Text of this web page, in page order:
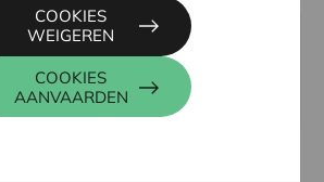
016 27 96 74
kris.debruyne@cera.coop
COOKIES
AANVAARDEN
COOKIES
WEIGEREN